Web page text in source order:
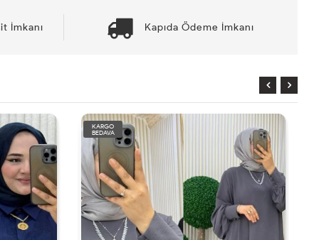
İmkanı Kapıda Ödeme İmkanı
KARGO
BEDAVA